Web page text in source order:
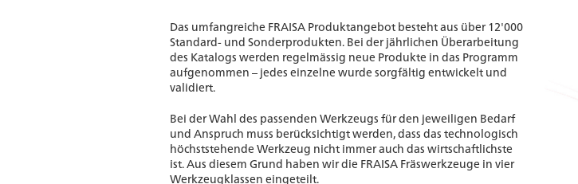
Das umfangreiche FRAISA Produktangebot besteht aus über 12'000
Standard- und Sonderprodukten. Bei der jährlichen Überarbeitung
des Katalogs werden regelmässig neue Produkte in das Programm
aufgenommen – jedes einzelne wurde sorgfältig entwickelt und
validiert.
Bei der Wahl des passenden Werkzeugs für den jeweiligen Bedarf
und Anspruch muss berücksichtigt werden, dass das technologisch
höchststehende Werkzeug nicht immer auch das wirtschaftlichste
ist. Aus diesem Grund haben wir die FRAISA Fräswerkzeuge in vier
Werkzeugklassen eingeteilt.